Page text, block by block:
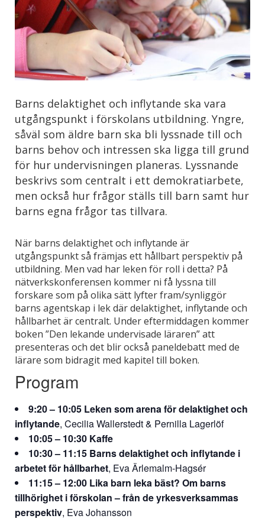
Barns delaktighet och inflytande ska vara
utgångspunkt i förskolans utbildning. Yngre,
såväl som äldre barn ska bli lyssnade till och
barns behov och intressen ska ligga till grund
för hur undervisningen planeras. Lyssnande
beskrivs som centralt i ett demokratiarbete,
men också hur frågor ställs till barn samt hur
barns egna frågor tas tillvara.
När barns delaktighet och inflytande är
utgångspunkt så främjas ett hållbart perspektiv på
utbildning. Men vad har leken för roll i detta? På
nätverkskonferensen kommer ni få lyssna till
forskare som på olika sätt lyfter fram/synliggör
barns agentskap i lek där delaktighet, inflytande och
hållbarhet är centralt. Under eftermiddagen kommer
boken ”Den lekande undervisade läraren” att
presenteras och det blir också paneldebatt med de
lärare som bidragit med kapitel till boken.
Program
9:20 – 10:05 Leken som arena för delaktighet och
inflytande, Cecilia Wallerstedt & Pernilla Lagerlöf
10:05 – 10:30 Kaffe
10:30 – 11:15 Barns delaktighet och inflytande i
arbetet för hållbarhet, Eva Ärlemalm-Hagsér
11:15 – 12:00 Lika barn leka bäst? Om barns
tillhörighet i förskolan – från de yrkesverksammas
perspektiv, Eva Johansson